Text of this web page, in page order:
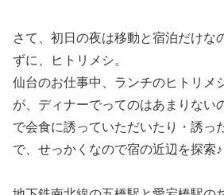
さて、初日の夜は移動と宿泊だけな
ずに、ヒトリメシ。
仙台のお仕事中、ランチのヒトリメ
が、ディナーでってのはあまりない
で会食に誘っていただいたり・誘っ
で、せっかくなので宿の近辺を探索♪